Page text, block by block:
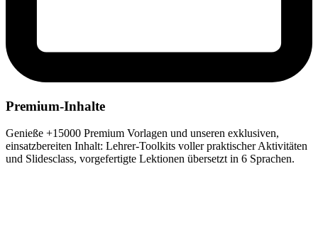
Premium-Inhalte
Genieße +15000 Premium Vorlagen und unseren exklusiven,
einsatzbereiten Inhalt: Lehrer-Toolkits voller praktischer Aktivitäten
und Slidesclass, vorgefertigte Lektionen übersetzt in 6 Sprachen.